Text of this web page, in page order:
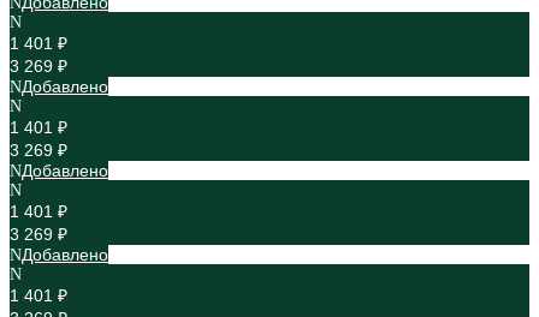
1 401 ₽
3 269 ₽
Добавлено
1 401 ₽
3 269 ₽
Добавлено
1 401 ₽
3 269 ₽
Добавлено
1 401 ₽